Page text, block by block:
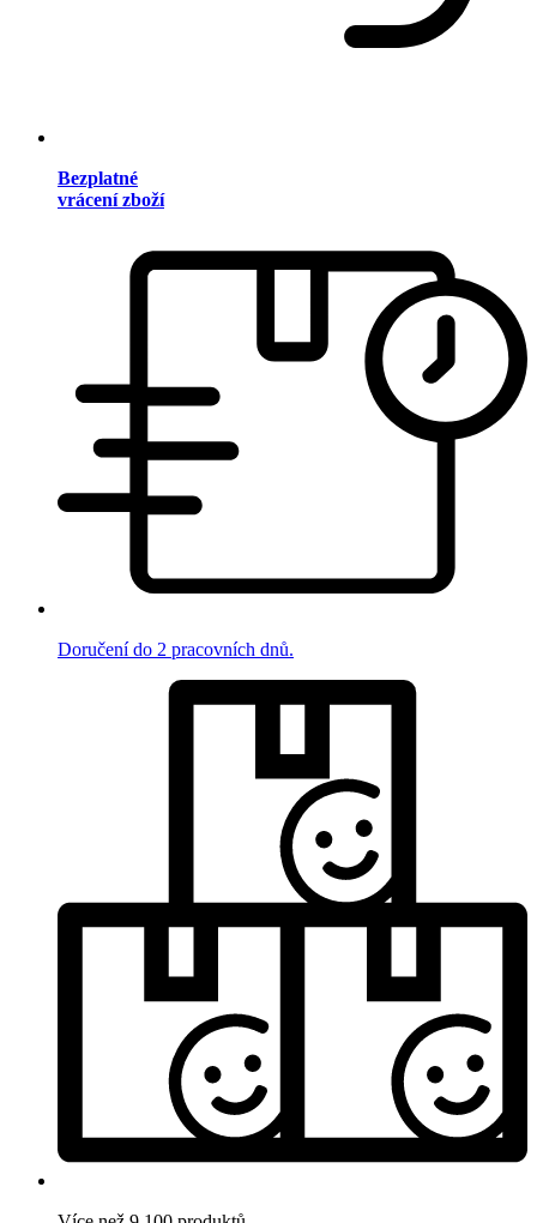
Bezplatné
vrácení zboží
Doručení do 2 pracovních dnů.